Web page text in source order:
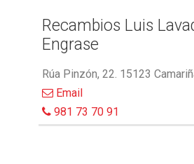
Recambios Luis
Engrase
Rúa Pinzón, 22. 15123
Email
981 73 70 91